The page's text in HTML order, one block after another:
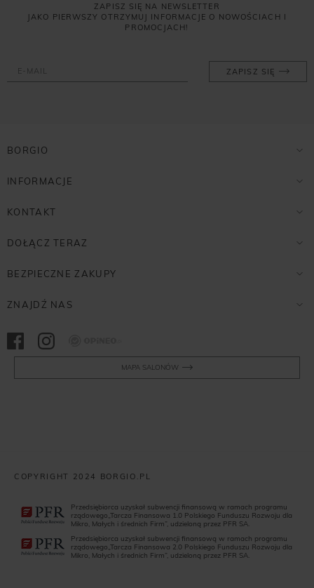
ZAPISZ SIĘ NA NEWSLETTER
JAKO PIERWSZY OTRZYMUJ INFORMACJE O NOWOŚCIACH I
PROMOCJACH!
ZAPISZ SIĘ
BORGIO
INFORMACJE
KONTAKT
DOŁĄCZ TERAZ
BEZPIECZNE ZAKUPY
ZNAJDŹ NAS
MAPA SALONÓW
COPYRIGHT 2024 BORGIO.PL
Przedsiębiorca uzyskał subwencji finansową w ramach programu
rządowego„Tarcza Finansowa 1.0 Polskiego Funduszu Rozwoju dla
Mikro, Małych i średnich Firm”, udzieloną przez PFR SA.
Przedsiębiorca uzyskał subwencji finansową w ramach programu
rządowego„Tarcza Finansowa 2.0 Polskiego Funduszu Rozwoju dla
Mikro, Małych i średnich Firm”, udzieloną przez PFR SA.